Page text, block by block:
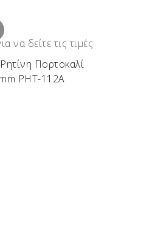
να δείτε τις τιμές
Πορτοκαλί
ΡΗΤ-112Α